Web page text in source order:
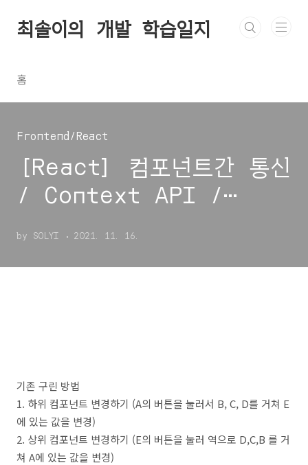
최솔이의 개발 학습일지
홈
Frontend/React
[React] 컴포넌트간 통신
/ Context API /
/ useContext
by SOLYI 2021. 11. 16.
기존 구린 방법
1. 하위 컴포넌트 변경하기 (A의 버튼을 눌러서 B, C, D를 거쳐 E
에 있는 값을 변경)
2. 상위 컴포넌트 변경하기 (E의 버튼을 눌러 역으로 D,C,B 를 거
쳐 A에 있는 값을 변경)